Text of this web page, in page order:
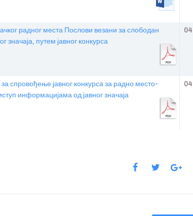
радног места Послови везани за слободан
значаја, путем јавног конкурса
спровођење јавног конкурса за радно место-
информацијама од јавног значаја